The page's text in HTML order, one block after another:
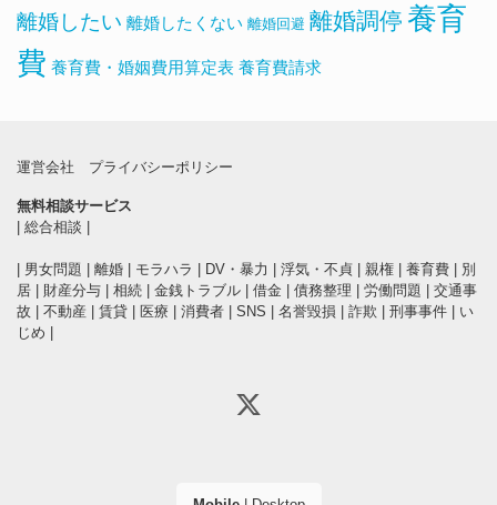
離婚したい 離婚したくない 離婚回避 離婚調停 養育
費 養育費・婚姻費用算定表 養育費請求
運営会社 プライバシーポリシー
無料相談サービス
| 総合相談 |
| 男女問題 | 離婚 | モラハラ | DV・暴力 | 浮気・不貞 | 親権 | 養育費 | 別
居 | 財産分与 | 相続 | 金銭トラブル | 借金 | 債務整理 | 労働問題 | 交通事
故 | 不動産 | 賃貸 | 医療 | 消費者 | SNS | 名誉毀損 | 詐欺 | 刑事事件 | い
じめ |